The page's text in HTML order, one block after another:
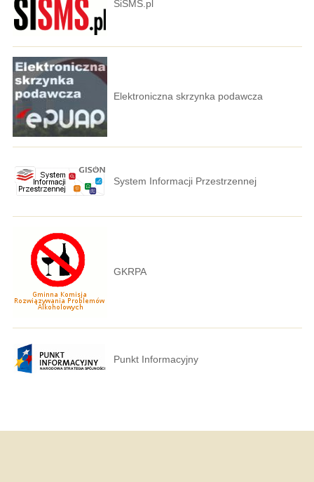
SiSMS.pl
Elektroniczna skrzynka podawcza
System Informacji Przestrzennej
GKRPA
Punkt Informacyjny